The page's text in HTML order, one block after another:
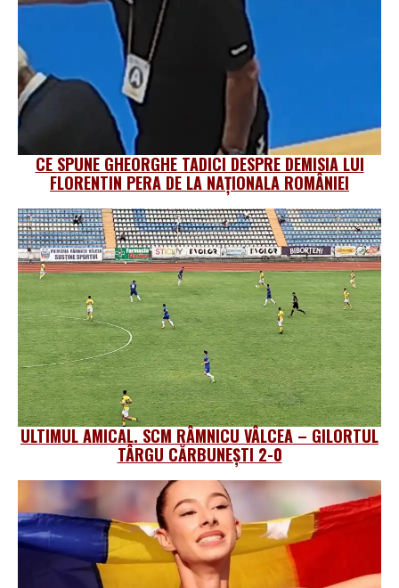
CE SPUNE GHEORGHE TADICI DESPRE DEMISIA LUI
FLORENTIN PERA DE LA NAȚIONALA ROMÂNIEI
ULTIMUL AMICAL. SCM RÂMNICU VÂLCEA – GILORTUL
TÂRGU CĂRBUNEȘTI 2-0